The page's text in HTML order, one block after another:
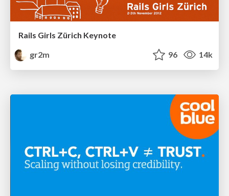
Rails Girls Zürich Keynote
gr2m
96 14k